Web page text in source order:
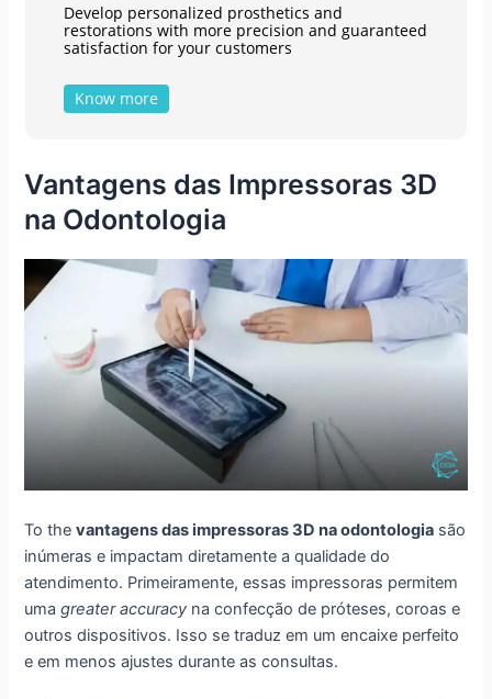
Develop personalized prosthetics and
restorations with more precision and guaranteed
satisfaction for your customers
Know more
Vantagens das Impressoras 3D
na Odontologia
To thevantagens das impressoras 3D na odontologia são
inúmeras e impactam diretamente a qualidade do
atendimento. Primeiramente, essas impressoras permitem
umagreater accuracy na confecção de próteses, coroas e
outros dispositivos. Isso se traduz em um encaixe perfeito
e em menos ajustes durante as consultas.